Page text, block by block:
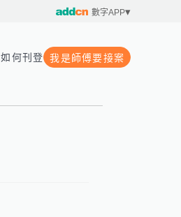
數字APP
如何刊登 我是師傅要接案